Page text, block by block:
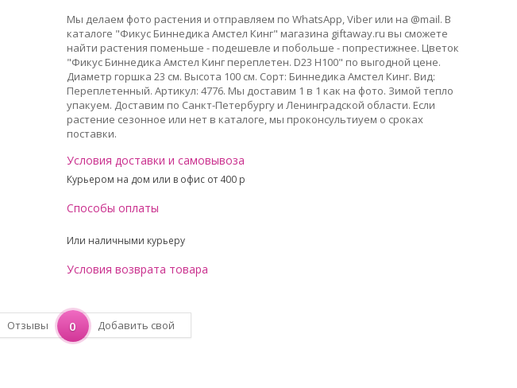
Мы делаем фото растения и отправляем по WhatsApp, Viber или на @mail. В
каталоге "Фикус Биннедика Амстел Кинг" магазина giftaway.ru вы сможете
найти растения поменьше - подешевле и побольше - попрестижнее. Цветок
"Фикус Биннедика Амстел Кинг переплетен. D23 H100" по выгодной цене.
Диаметр горшка 23 см. Высота 100 см. Сорт: Биннедика Амстел Кинг. Вид:
Переплетенный. Артикул: 4776. Мы доставим 1 в 1 как на фото. Зимой тепло
упакуем. Доставим по Санкт-Петербургу и Ленинградской области. Если
растение сезонное или нет в каталоге, мы проконсультиуем о сроках
поставки.
Условия доставки и самовывоза
Курьером на дом или в офис от 400 p
Способы оплаты
Или наличными курьеру
Условия возврата товара
Отзывы 0 Добавить свой